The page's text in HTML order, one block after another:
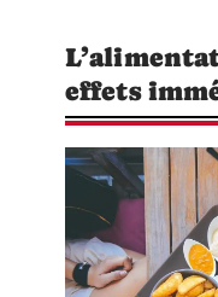
effets